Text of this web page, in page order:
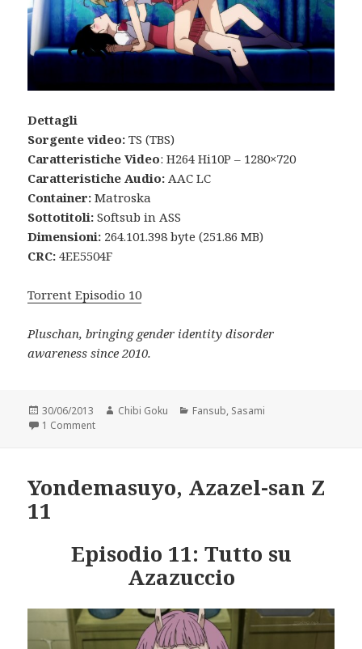
Dettagli
Sorgente video:TS (TBS)
Caratteristiche Video: H264 Hi10P – 1280×720
Caratteristiche Audio: AAC LC
Container: Matroska
Sottotitoli: Softsub in ASS
Dimensioni: 264.101.398 byte (251.86 MB)
CRC: 4EE5504F
Torrent Episodio 10
Pluschan, bringing gender identity disorder
awareness since 2010.
Posted
on
30/06/2013 Author
Chibi Goku Categories
Fansub, Sasami
1 Commenton Sasami@Nonchasbatta 10
Yondemasuyo, Azazel-san Z
11
Episodio 11: Tutto su
Azazuccio